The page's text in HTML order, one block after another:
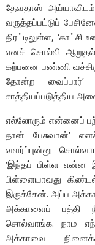
தேவதாஸ்
வருத்தப்பட்டுப்
திரட்டிலுள்ள,
எனச் சொல்லி
கற்பனை பண்ணி
தோன்ற
சாத்தியப்படுத்திய
எல்லோரும் என்னைப்
தான் பேசுவான்’
வளர்ப்புன்னு
‘இந்தப் பிள்ள என்ன
பிள்ளையாவது
இருக்கேன். அப்ப
அக்காளைப் பத்தி
சொல்வாங்க. நாம
அக்காவை